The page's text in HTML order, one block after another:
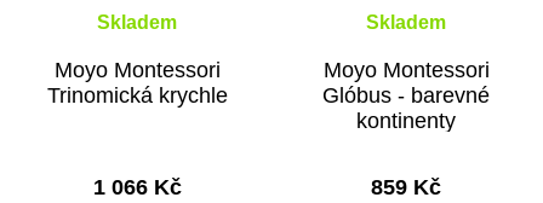
Skladem
Moyo Montessori
Trinomická krychle
1 066 Kč
Skladem
Moyo Montessori
Glóbus - barevné
kontinenty
859 Kč